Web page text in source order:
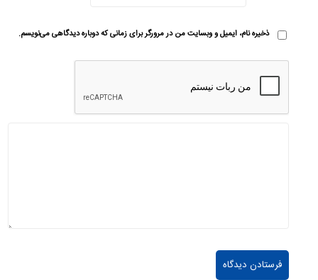
ذخیره نام، ایمیل و وبسایت من در مرورگر برای زمانی که دوباره دیدگاهی می‌نویسم.